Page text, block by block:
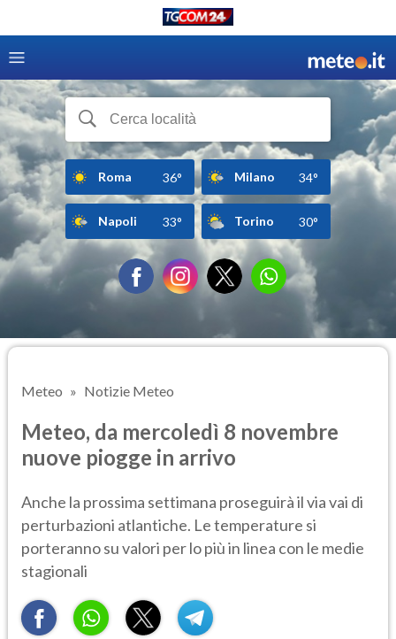
Roma 36° Milano 34°
Napoli 33° Torino 30°
Meteo Notizie Meteo
Meteo, da mercoledì 8 novembre
nuove piogge in arrivo
Anche la prossima settimana proseguirà il via vai di
perturbazioni atlantiche. Le temperature si
porteranno su valori per lo più in linea con le medie
stagionali